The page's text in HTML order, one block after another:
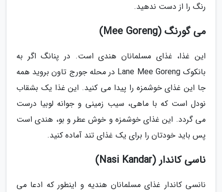
رنگ را از دست ندهید.
می گورنگ (Mee Goreng)
این غذا، غذای مسلمانان هندی است. در پنانگ اگر به
بانکوک Lane Mee Goreng در محله جورج تاون بروید همه
جا این غذای خوشمزه را پیدا می کنید. این غذا یک بشقاب
نودل است که با ماهی، سیب زمینی و جوانه لوبیا درست
می گردد. این غذای خوشمزه و خوش عطر و بو، هندی است
پس باید خودتان را برای یک غذای تند آماده کنید.
ناسی کاندار (Nasi Kandar)
نانسی کاندار غذای مسلمانان هندیه و اینطور که ادعا می